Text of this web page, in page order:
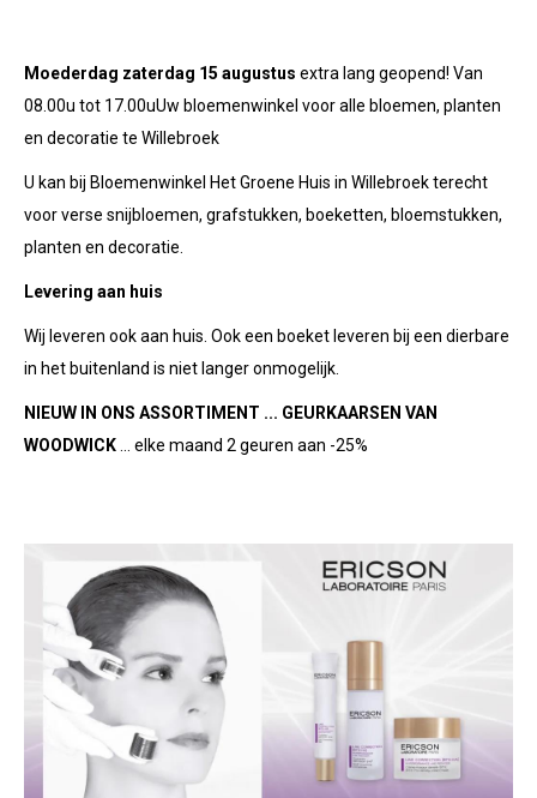
Moederdag zaterdag 15 augustus extra lang geopend! Van
08.00u tot 17.00uUw bloemenwinkel voor alle bloemen, planten
en decoratie te Willebroek
U kan bij Bloemenwinkel Het Groene Huis in Willebroek terecht
voor verse snijbloemen, grafstukken, boeketten, bloemstukken,
planten en decoratie.
Levering aan huis
Wij leveren ook aan huis. Ook een boeket leveren bij een dierbare
in het buitenland is niet langer onmogelijk.
NIEUW IN ONS ASSORTIMENT ... GEURKAARSEN VAN
WOODWICK... elke maand 2 geuren aan -25%